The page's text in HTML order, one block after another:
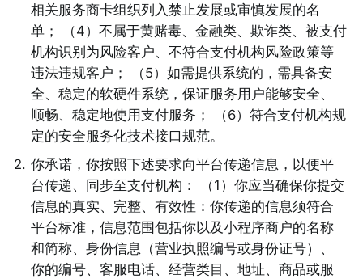
相关服务商卡组织列入禁止发展或审慎发展的名
单； （4）不属于黄赌毒、金融类、欺诈类、被支付
机构识别为风险客户、不符合支付机构风险政策等
违法违规客户； （5）如需提供系统的，需具备安
全、稳定的软硬件系统，保证服务用户能够安全、
顺畅、稳定地使用支付服务； （6）符合支付机构规
定的安全服务化技术接口规范。
2. 你承诺，你按照下述要求向平台传递信息，以便平
台传递、同步至支付机构： （1）你应当确保你提交
信息的真实、完整、有效性：你传递的信息须符合
平台标准，信息范围包括你以及小程序商户的名称
和简称、身份信息（营业执照编号或身份证号）、
你的编号、客服电话、经营类目、地址、商品或服